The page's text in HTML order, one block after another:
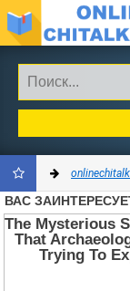
ДОБАВИТЬ
В